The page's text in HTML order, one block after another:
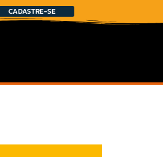
CADASTRE-SE